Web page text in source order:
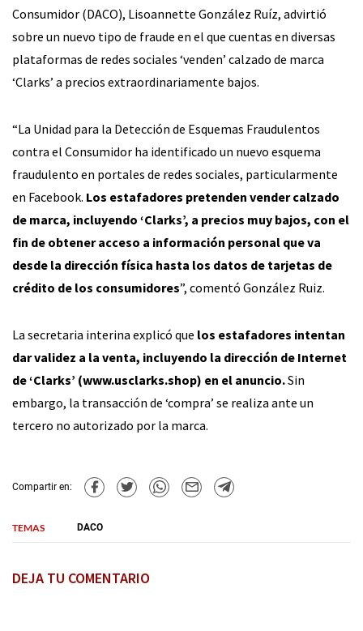
Consumidor (DACO), Lisoannette González Ruíz, advirtió
sobre un nuevo tipo de fraude en el que cuentas en diversas
plataformas de redes sociales ‘venden’ calzado de marca
‘Clarks’ a precios extraordinariamente bajos.
“La Unidad para la Detección de Esquemas Fraudulentos
contra el Consumidor ha identificado un nuevo esquema
fraudulento en portales de redes sociales, particularmente
en Facebook. Los estafadores pretenden vender calzado
de marca, incluyendo ‘Clarks’, a precios muy bajos, con el
fin de obtener acceso a información personal que va
desde la dirección física hasta los datos de tarjetas de
crédito de los consumidores”, comentó González Ruiz.
La secretaria interina explicó que los estafadores intentan
dar validez a la venta, incluyendo la dirección de Internet
de ‘Clarks’ (www.usclarks.shop) en el anuncio.Sin
embargo, la transacción de ‘compra’ se realiza ante un
tercero no autorizado por la marca.
Compartir en:
TEMAS DACO
DEJA TU COMENTARIO